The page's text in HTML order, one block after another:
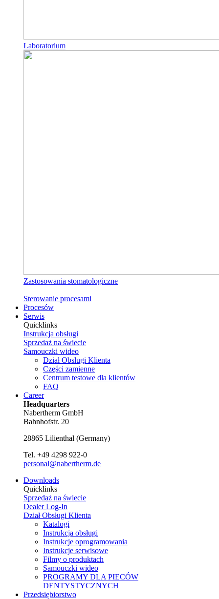
Laboratorium
Zastosowania stomatologiczne
Sterowanie procesami
Procesów
Serwis
Quicklinks
Instrukcja obsługi
Sprzedaż na świecie
Samouczki wideo
Dział Obsługi Klienta
Części zamienne
Centrum testowe dla klientów
FAQ
Career
Headquarters
Nabertherm GmbH
Bahnhofstr. 20
28865 Lilienthal (Germany)
Tel. +49 4298 922-0
personal@nabertherm.de
Downloads
Quicklinks
Sprzedaż na świecie
Dealer Log-In
Dział Obsługi Klienta
Katalogi
Instrukcja obsługi
Instrukcje oprogramowania
Instrukcje serwisowe
Filmy o produktach
Samouczki wideo
PROGRAMY DLA PIECÓW
DENTYSTYCZNYCH
Przedsiębiorstwo